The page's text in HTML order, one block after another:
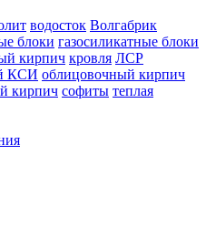
водосток Волгабрик
блоки газосиликатные блоки
кирпич кровля ЛСР
КСИ облицовочный кирпич
кирпич софиты теплая